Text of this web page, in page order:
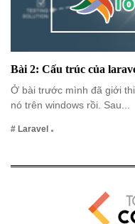
Bài 2: Cấu trúc của
Ở bài trước mình đã giới
nó trên windows rồi. Sau...
# Laravel